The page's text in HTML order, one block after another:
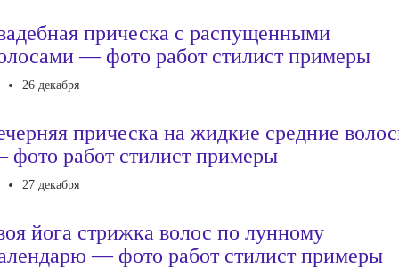
прическа с распущенными
— фото работ стилист примеры
26 декабря
прическа на жидкие средние
работ стилист примеры
27 декабря
йога стрижка волос по лунному
— фото работ стилист примеры